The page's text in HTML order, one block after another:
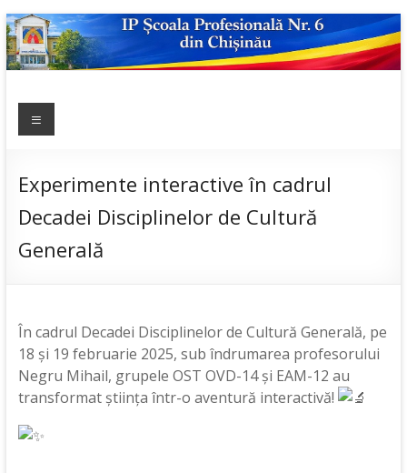
Skip
to
content
NR.6
scoala
nr.6; școală
profesională;
admitere;
admitere
Meniu
Experimente interactive în cadrul
Decadei Disciplinelor de Cultură
Generală
În cadrul Decadei Disciplinelor de Cultură Generală, pe
18 și 19 februarie 2025, sub îndrumarea profesorului
Negru Mihail, grupele OST OVD-14 și EAM-12 au
transformat știința într-o aventură interactivă!